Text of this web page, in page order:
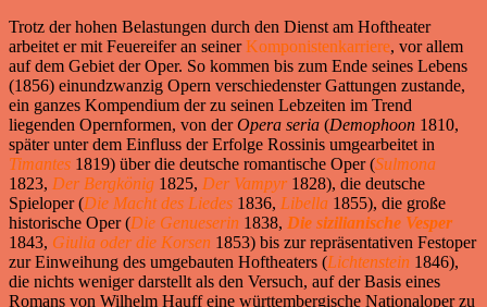
Trotz der hohen Belastungen durch den Dienst am Hoftheater
arbeitet er mit Feuereifer an seiner Komponistenkarriere, vor allem
auf dem Gebiet der Oper. So kommen bis zum Ende seines Lebens
(1856) einundzwanzig Opern verschiedenster Gattungen zustande,
ein ganzes Kompendium der zu seinen Lebzeiten im Trend
liegenden Opernformen, von derOpera seria (Demophoon 1810,
später unter dem Einfluss der Erfolge Rossinis umgearbeitet in
Timantes 1819) über die deutsche romantische Oper (Sulmona
1823, Der Bergkönig 1825, Der Vampyr 1828), die deutsche
Spieloper (Die Macht des Liedes 1836, Libella 1855), die große
historische Oper (Die Genueserin 1838, Die sizilianische Vesper
1843, Giulia oder die Korsen 1853) bis zur repräsentativen Festoper
zur Einweihung des umgebauten Hoftheaters (Lichtenstein 1846),
die nichts weniger darstellt als den Versuch, auf der Basis eines
Romans von Wilhelm Hauff eine württembergische Nationaloper zu